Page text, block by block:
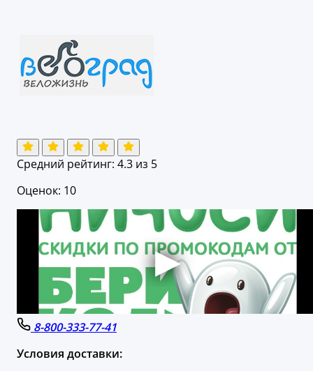
Средний рейтинг: 4.3 из 5
Оценок: 10
8-800-333-77-41
Условия доставки: